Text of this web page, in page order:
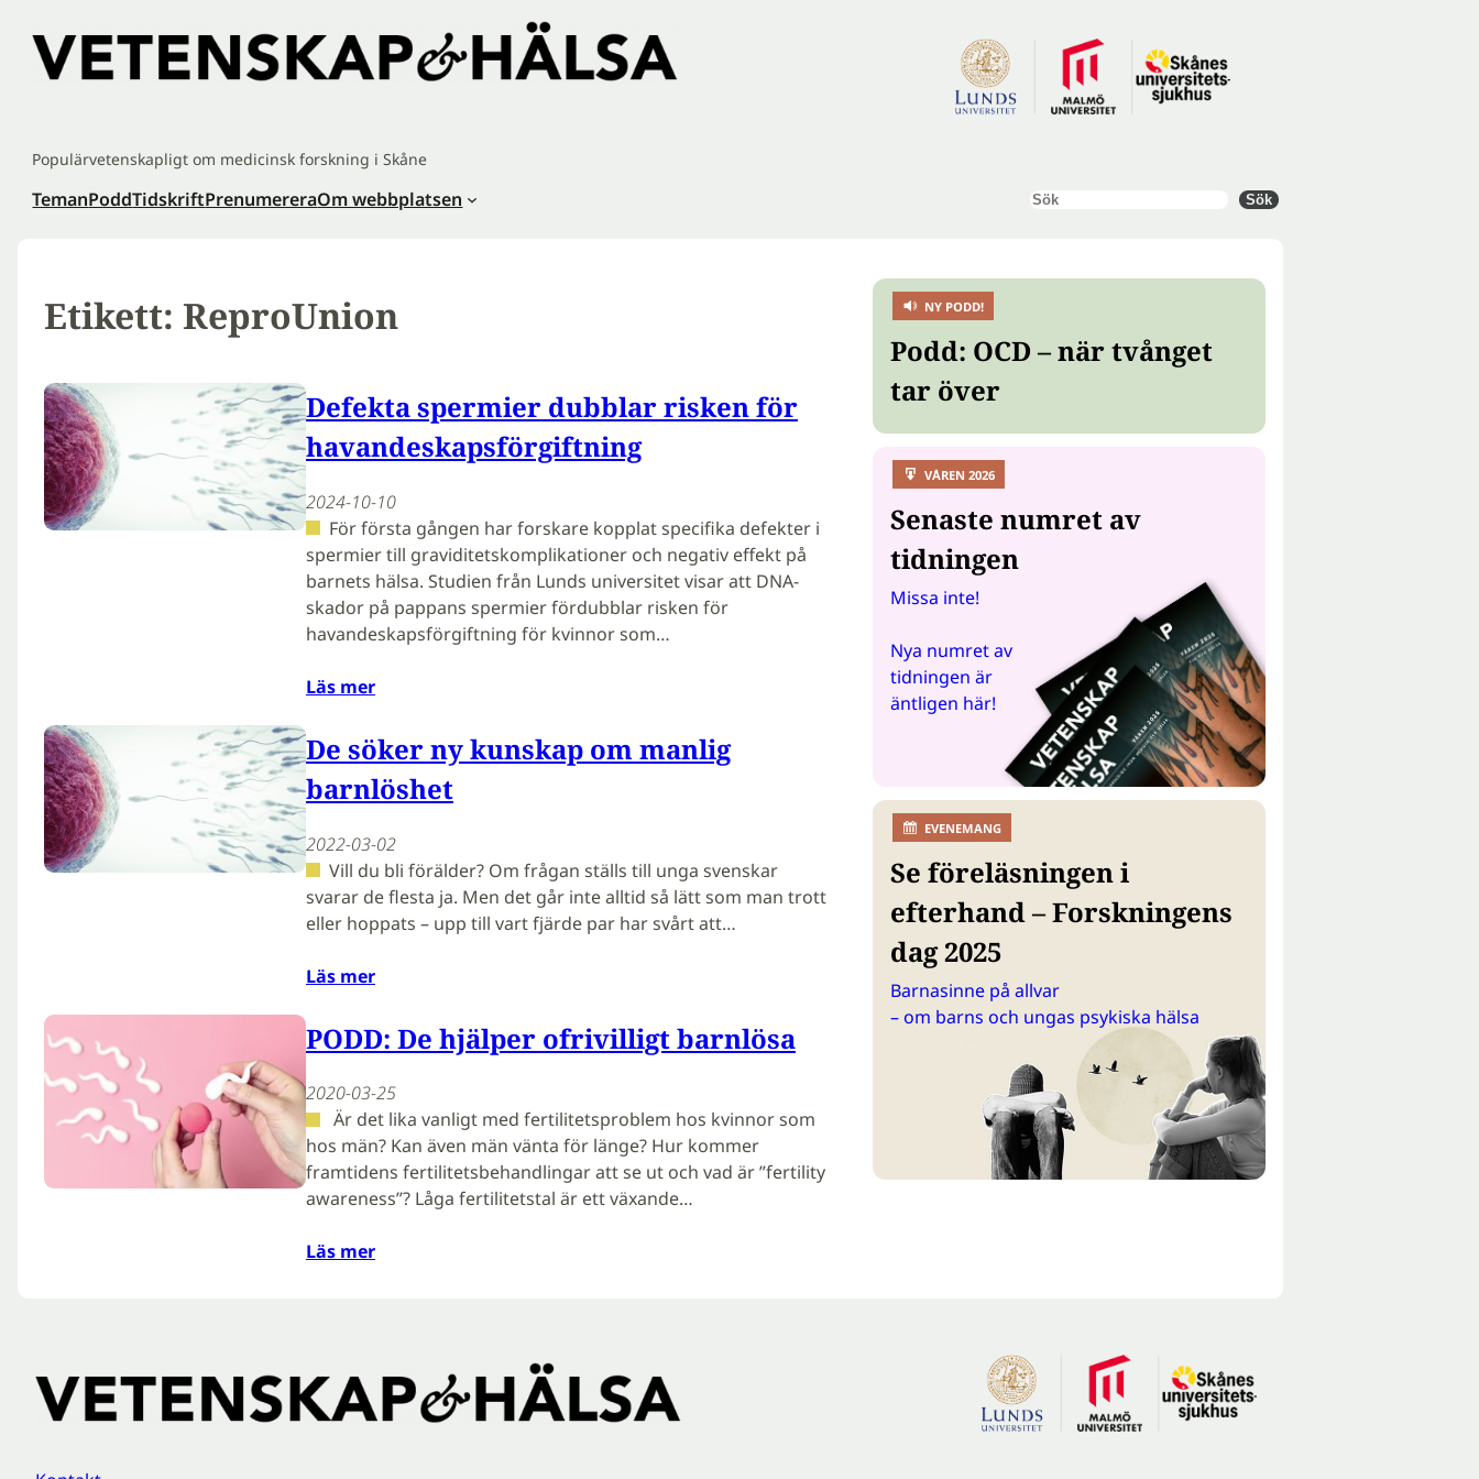
innehåll
Populärvetenskapligt om medicinsk forskning i Skåne
TemanPoddTidskriftPrenumereraOm webbplatsen Sök Sök
Etikett: ReproUnion
Defekta spermier dubblar risken för
havandeskapsförgiftning
2024-10-10
För första gången har forskare kopplat specifika defekter i
spermier till graviditetskomplikationer och negativ effekt på
barnets hälsa. Studien från Lunds universitet visar att DNA-
skador på pappans spermier fördubblar risken för
havandeskapsförgiftning för kvinnor som…
Läs mer
De söker ny kunskap om manlig
barnlöshet
2022-03-02
Vill du bli förälder? Om frågan ställs till unga svenskar
svarar de flesta ja. Men det går inte alltid så lätt som man trott
eller hoppats – upp till vart fjärde par har svårt att…
Läs mer
PODD: De hjälper ofrivilligt barnlösa
2020-03-25
Är det lika vanligt med fertilitetsproblem hos kvinnor som
hos män? Kan även män vänta för länge? Hur kommer
framtidens fertilitetsbehandlingar att se ut och vad är ”fertility
awareness”? Låga fertilitetstal är ett växande…
Läs mer
NY PODD!
Podd: OCD – när tvånget
tar över
VÅREN 2026
Senaste numret av
tidningen
Missa inte!
Nya numret av
tidningen är
äntligen här!
EVENEMANG
Se föreläsningen i
efterhand – Forskningens
dag 2025
Barnasinne på allvar
– om barns och ungas psykiska hälsa